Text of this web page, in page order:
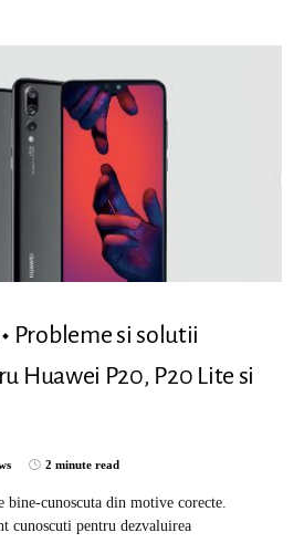
Probleme si solutii
Huawei P20, P20 Lite si
2 minute read
bine-cunoscuta din motive corecte.
cunoscuti pentru dezvaluirea